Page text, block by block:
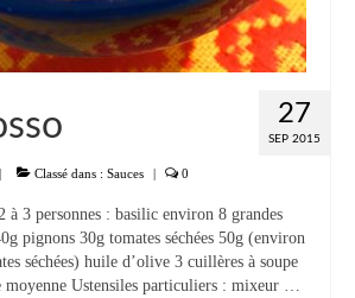
27
SEP 2015
| Classé dans : Sauces | 0
à 3 personnes : basilic environ 8 grandes
pignons 30g tomates séchées 50g (environ
séchées) huile d’olive 3 cuillères à soupe
moyenne Ustensiles particuliers : mixeur …